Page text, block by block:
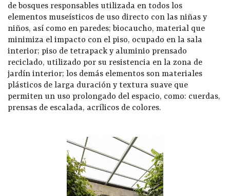
de bosques responsables utilizada en todos los
elementos museísticos de uso directo con las niñas y
niños, así como en paredes; biocaucho, material que
minimiza el impacto con el piso, ocupado en la sala
interior; piso de tetrapack y aluminio prensado
reciclado, utilizado por su resistencia en la zona de
jardín interior; los demás elementos son materiales
plásticos de larga duración y textura suave que
permiten un uso prolongado del espacio, como: cuerdas,
prensas de escalada, acrílicos de colores.